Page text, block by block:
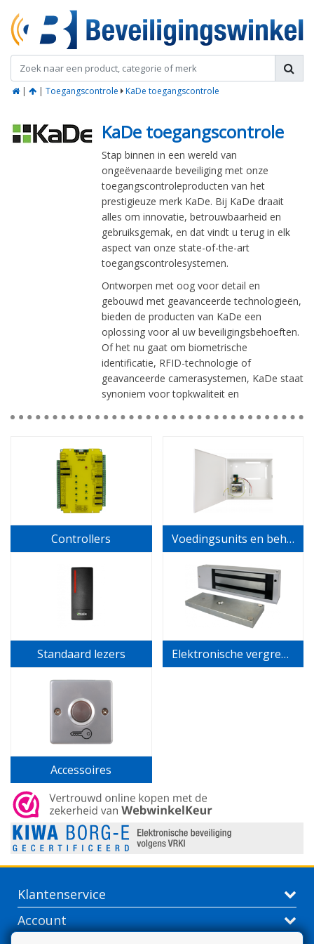
| | Toegangscontrole KaDe toegangscontrole
KaDe toegangscontrole
Stap binnen in een wereld van
ongeëvenaarde beveiliging met onze
toegangscontroleproducten van het
prestigieuze merk KaDe. Bij KaDe draait
alles om innovatie, betrouwbaarheid en
gebruiksgemak, en dat vindt u terug in elk
aspect van onze state-of-the-art
toegangscontrolesystemen.
Ontworpen met oog voor detail en
gebouwd met geavanceerde technologieën,
bieden de producten van KaDe een
oplossing voor al uw beveiligingsbehoeften.
Of het nu gaat om biometrische
identificatie, RFID-technologie of
geavanceerde camerasystemen, KaDe staat
synoniem voor topkwaliteit en
behouden over de toegang tot uw
waardevolle ruimtes. Onze producten
integreren naadloos met diverse
omgevingen en bieden u de flexibiliteit die u
nodig heeft.
Controllers Voedingsunits en behuizingen
Standaard lezers Elektronische vergrendeling
Accessoires
Klantenservice
Account